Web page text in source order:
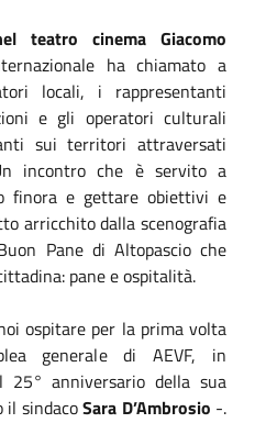
teatro cinema Giacomo
ha chiamato a
locali, i rappresentanti
e gli operatori culturali
sui territori attraversati
incontro che è servito a
finora e gettare obiettivi e
arricchito dalla scenografia
Pane di Altopascio che
pane e ospitalità.
ospitare per la prima volta
generale di AEVF, in
25° anniversario della sua
il sindacoSara D’Ambrosio -.